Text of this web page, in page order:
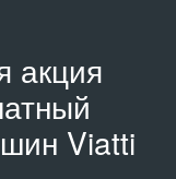
акция
Viatti